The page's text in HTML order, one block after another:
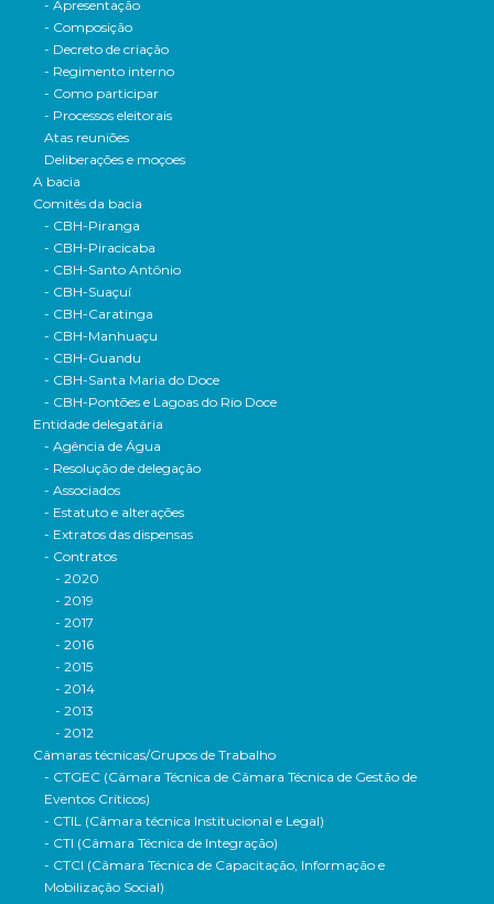
- Apresentação
- Composição
- Decreto de criação
- Regimento interno
- Como participar
- Processos eleitorais
Atas reuniões
Deliberações e moçoes
A bacia
Comitês da bacia
- CBH-Piranga
- CBH-Piracicaba
- CBH-Santo Antônio
- CBH-Suaçuí
- CBH-Caratinga
- CBH-Manhuaçu
- CBH-Guandu
- CBH-Santa Maria do Doce
- CBH-Pontões e Lagoas do Rio Doce
Entidade delegatária
- Agência de Água
- Resolução de delegação
- Associados
- Estatuto e alterações
- Extratos das dispensas
- Contratos
- 2020
- 2019
- 2017
- 2016
- 2015
- 2014
- 2013
- 2012
Câmaras técnicas/Grupos de Trabalho
- CTGEC (Câmara Técnica de Câmara Técnica de Gestão de
Eventos Críticos)
- CTIL (Câmara técnica Institucional e Legal)
- CTI (Câmara Técnica de Integração)
- CTCI (Câmara Técnica de Capacitação, Informação e
Mobilização Social)